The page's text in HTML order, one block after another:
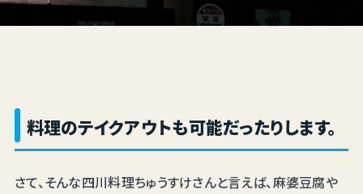
料理のテイクアウトも可能だったりします。
さて、そんな四川料理ちゅうすけさんと言えば、麻婆豆腐や